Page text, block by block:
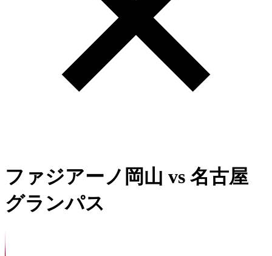
ファジアーノ岡山 vs 名古屋
グランパス